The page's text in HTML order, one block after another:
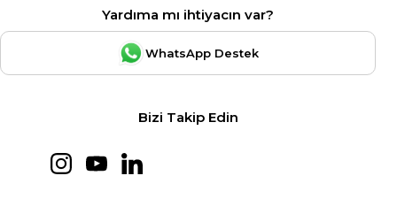
Yardıma mı ihtiyacın var?
WhatsApp Destek
Bizi Takip Edin